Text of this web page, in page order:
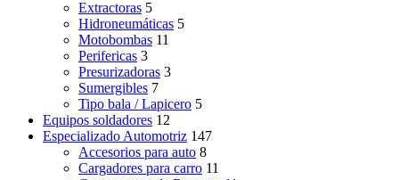
Extractoras 5
Hidroneumáticas 5
Motobombas 11
Perifericas 3
Presurizadoras 3
Sumergibles 7
Tipo bala / Lapicero 5
Equipos soldadores 12
Especializado Automotriz 147
Accesorios para auto 8
Cargadores para carro 11